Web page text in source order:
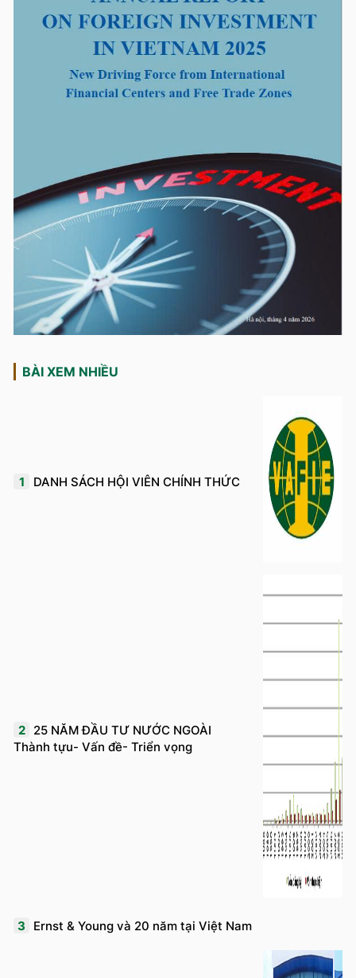
BÀI XEM NHIỀU
1 DANH SÁCH HỘI VIÊN CHÍNH THỨC
2
25 NĂM ĐẦU TƯ NƯỚC NGOÀI
Thành tựu- Vấn đề- Triển vọng
3 Ernst & Young và 20 năm tại Việt Nam